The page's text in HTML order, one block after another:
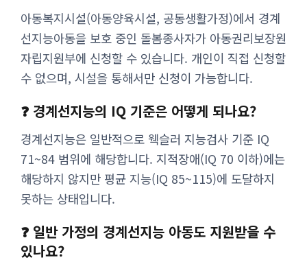
아동복지시설(아동양육시설, 공동생활가정)에서 경계
선지능아동을 보호 중인 돌봄종사자가 아동권리보장원
자립지원부에 신청할 수 있습니다. 개인이 직접 신청할
수 없으며, 시설을 통해서만 신청이 가능합니다.
❓ 경계선지능의 IQ 기준은 어떻게 되나요?
경계선지능은 일반적으로 웩슬러 지능검사 기준 IQ
71~84 범위에 해당합니다. 지적장애(IQ 70 이하)에는
해당하지 않지만 평균 지능(IQ 85~115)에 도달하지
못하는 상태입니다.
❓ 일반 가정의 경계선지능 아동도 지원받을 수
있나요?